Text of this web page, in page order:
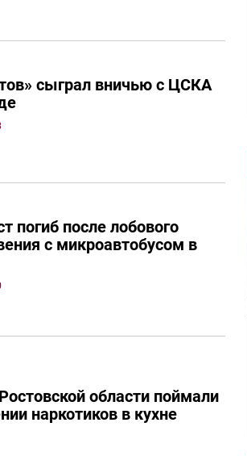
сыграл вничью с ЦСКА
погиб после лобового
с микроавтобусом в
области поймали
наркотиков в кухне